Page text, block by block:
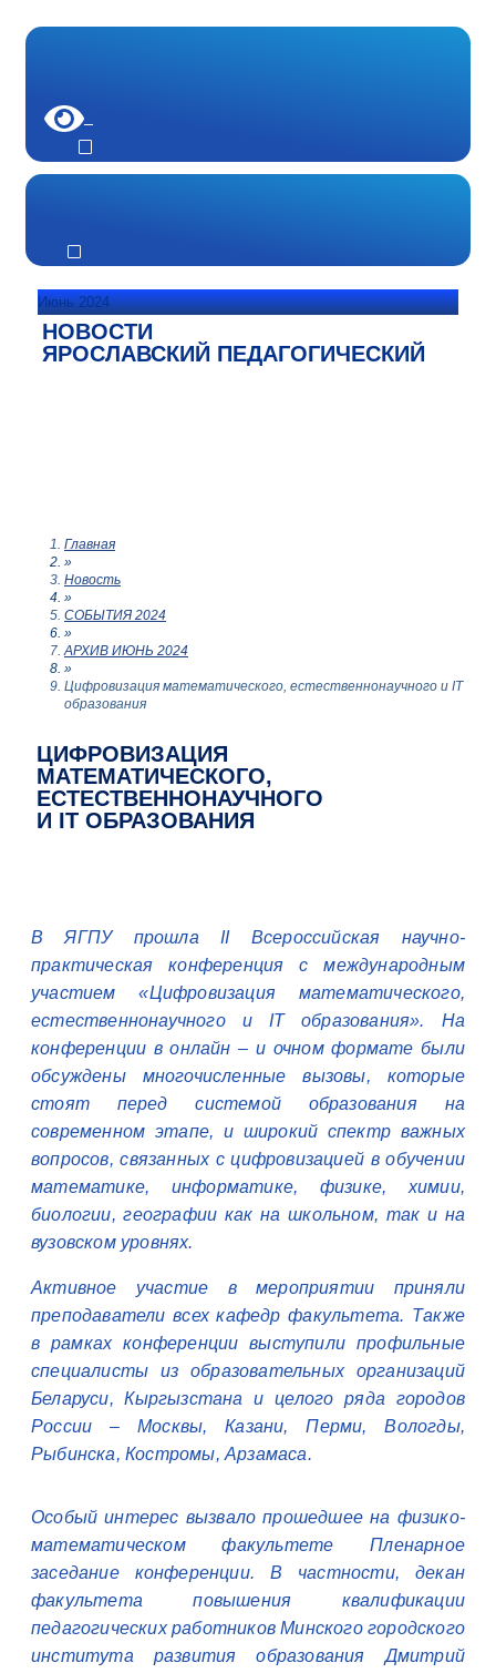
Июнь 2024
НОВОСТИ
ЯРОСЛАВСКИЙ ПЕДАГОГИЧЕСКИЙ
Главная
»
Новость
»
СОБЫТИЯ 2024
»
АРХИВ ИЮНЬ 2024
»
Цифровизация математического, естественнонаучного и IT
образования
ЦИФРОВИЗАЦИЯ
МАТЕМАТИЧЕСКОГО,
ЕСТЕСТВЕННОНАУЧНОГО
И IT ОБРАЗОВАНИЯ
В ЯГПУ прошла II Всероссийская научно-
практическая конференция с международным
участием «Цифровизация математического,
естественнонаучного и IT образования». На
конференции в онлайн – и очном формате были
обсуждены многочисленные вызовы, которые
стоят перед системой образования на
современном этапе, и широкий спектр важных
вопросов, связанных с цифровизацией в обучении
математике, информатике, физике, химии,
биологии, географии как на школьном, так и на
вузовском уровнях.
Активное участие в мероприятии приняли
преподаватели всех кафедр факультета. Также
в рамках конференции выступили профильные
специалисты из образовательных организаций
Беларуси, Кыргызстана и целого ряда городов
России – Москвы, Казани, Перми, Вологды,
Рыбинска, Костромы, Арзамаса.
Особый интерес вызвало прошедшее на физико-
математическом факультете Пленарное
заседание конференции. В частности, декан
факультета повышения квалификации
педагогических работников Минского городского
института развития образования Дмитрий